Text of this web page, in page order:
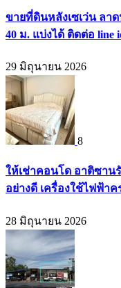
ขายที่ดินหลังเซเว่น ลาด
40 ม. แบ่งได้ ติดต่อ line
29 มิถุนายน 2026
8
ให้เช่าคอนโด อาติซาน
อย่างดี เครื่องใช้ไฟฟ้าค
28 มิถุนายน 2026